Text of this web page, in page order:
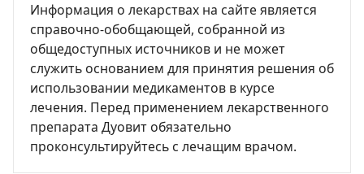
Информация о лекарствах на сайте является
справочно-обобщающей, собранной из
общедоступных источников и не может
служить основанием для принятия решения об
использовании медикаментов в курсе
лечения. Перед применением лекарственного
препарата Дуовит обязательно
проконсультируйтесь с лечащим врачом.